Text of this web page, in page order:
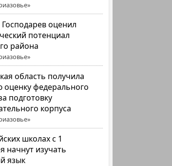
Господарев оценил
потенциал
района
область получила
оценку федерального
подготовку
корпуса
школах с 1
начнут изучать
язык